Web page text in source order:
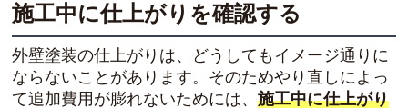
施工中に仕上がりを確認する
外壁塗装の仕上がりは、どうしてもイメージ通りに
ならないことがあります。そのためやり直しによっ
て追加費用が膨れないためには、施工中に仕上がり